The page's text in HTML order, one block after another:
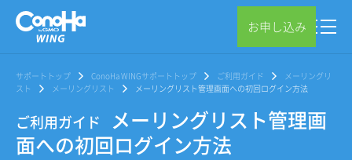
お申し込み
サポートトップ ConoHa WINGサポートトップ ご利用ガイド
メーリングリ
スト
メーリングリスト メーリングリスト管理画面への初回ログイン方法
ご利用ガイド
メーリングリスト管理画
面への初回ログイン方法